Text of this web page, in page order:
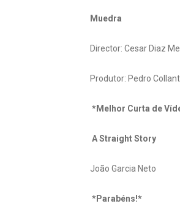
Muedra
Director: Cesar Diaz
Produtor: Pedro
*Melhor Curta de
A Straight Story
João Garcia Neto
*Parabéns!*